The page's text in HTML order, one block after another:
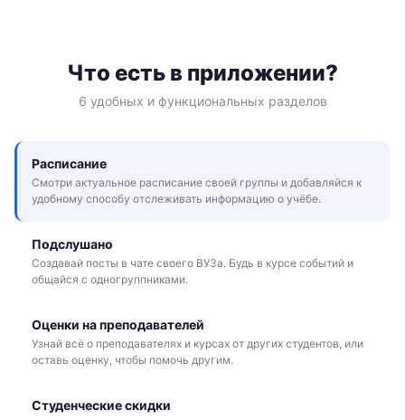
Что есть в приложении?
6 удобных и функциональных разделов
Расписание
Смотри актуальное расписание своей группы и добавляйся к
удобному способу отслеживать информацию о учёбе.
Подслушано
Создавай посты в чате своего ВУЗа. Будь в курсе событий и
общайся с одногруппниками.
Оценки на преподавателей
Узнай всё о преподавателях и курсах от других студентов, или
оставь оценку, чтобы помочь другим.
Студенческие скидки